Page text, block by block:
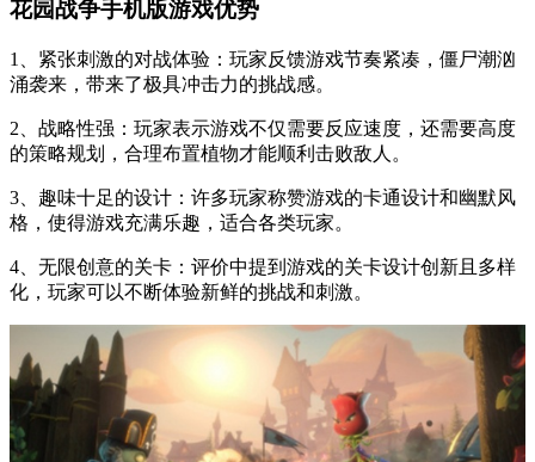
花园战争手机版游戏优势
1、紧张刺激的对战体验：玩家反馈游戏节奏紧凑，僵尸潮汹
涌袭来，带来了极具冲击力的挑战感。
2、战略性强：玩家表示游戏不仅需要反应速度，还需要高度
的策略规划，合理布置植物才能顺利击败敌人。
3、趣味十足的设计：许多玩家称赞游戏的卡通设计和幽默风
格，使得游戏充满乐趣，适合各类玩家。
4、无限创意的关卡：评价中提到游戏的关卡设计创新且多样
化，玩家可以不断体验新鲜的挑战和刺激。